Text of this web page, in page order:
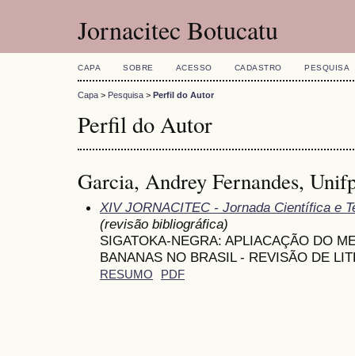
Jornacitec Botucatu
CAPA SOBRE ACESSO CADASTRO PESQUISA
Capa > Pesquisa > Perfil do Autor
Perfil do Autor
Garcia, Andrey Fernandes,
XIV JORNACITEC - Jornada Científica e
(revisão bibliográfica)
SIGATOKA-NEGRA: APLIACAÇÃO DO
BANANAS NO BRASIL - REVISÃO DE
RESUMO PDF